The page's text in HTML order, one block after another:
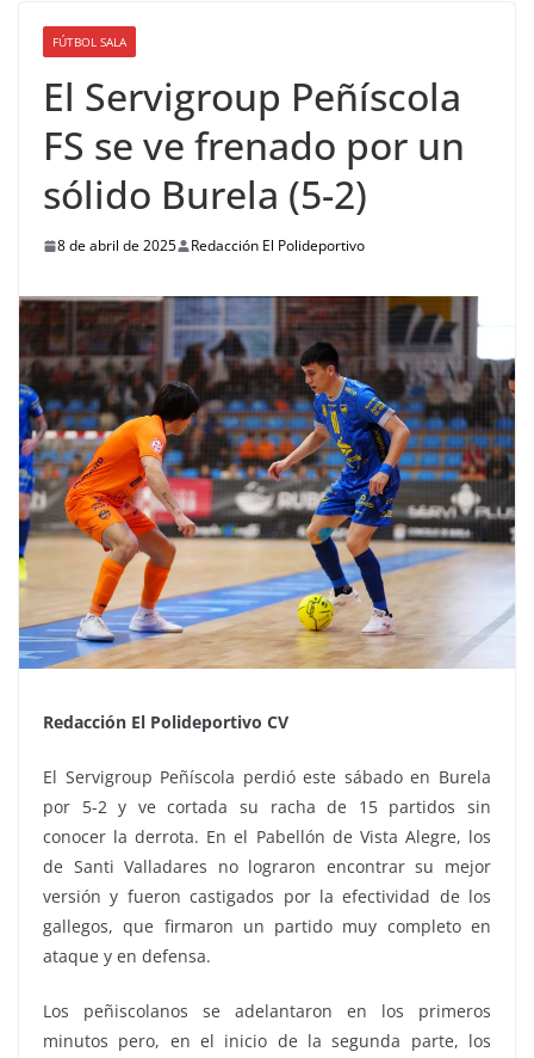
FÚTBOL SALA
El Servigroup Peñíscola
FS se ve frenado por un
sólido Burela (5-2)
8 de abril de 2025 Redacción El Polideportivo
Redacción El Polideportivo CV
El Servigroup Peñíscola perdió este sábado en Burela
por 5-2 y ve cortada su racha de 15 partidos sin
conocer la derrota. En el Pabellón de Vista Alegre, los
de Santi Valladares no lograron encontrar su mejor
versión y fueron castigados por la efectividad de los
gallegos, que firmaron un partido muy completo en
ataque y en defensa.
Los peñiscolanos se adelantaron en los primeros
minutos pero, en el inicio de la segunda parte, los